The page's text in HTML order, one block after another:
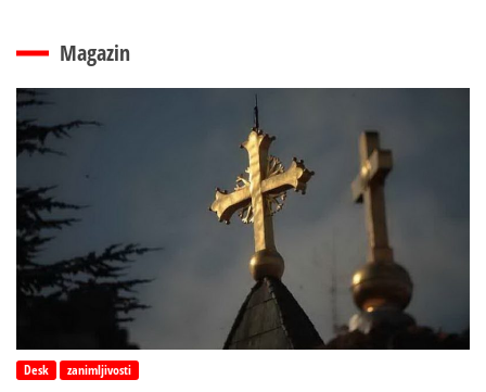
Magazin
Desk zanimljivosti